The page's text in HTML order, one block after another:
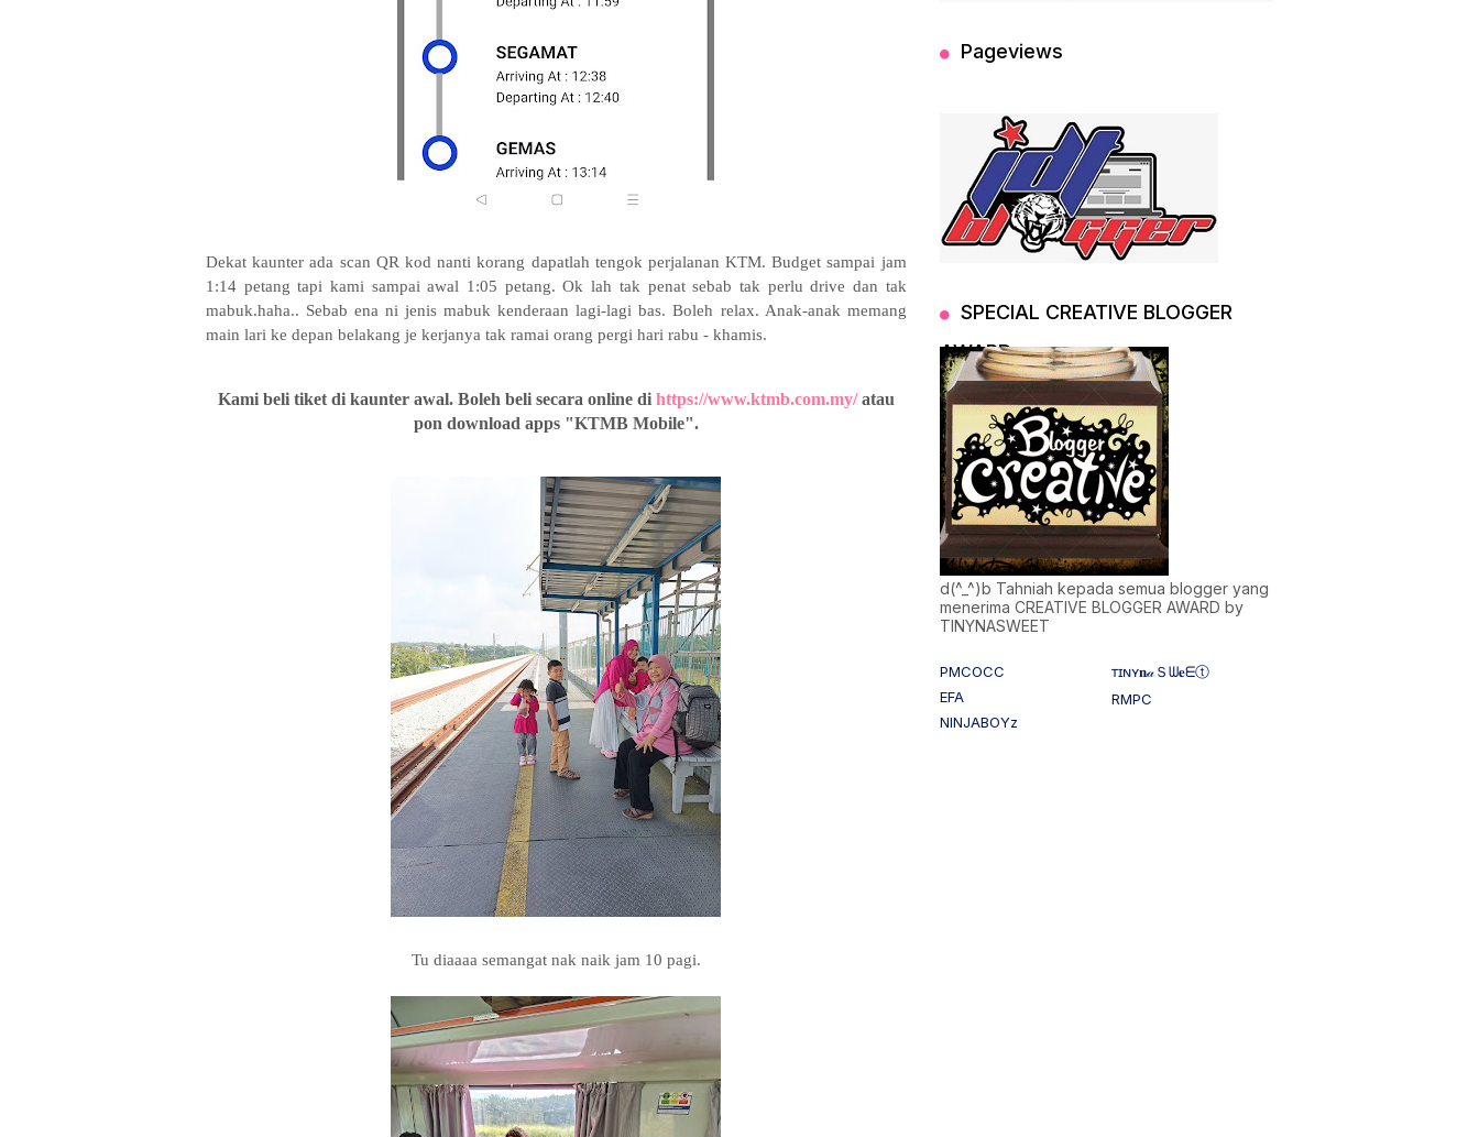
Dekat kaunter ada scan QR kod nanti korang dapatlah tengok perjalanan KTM. Budget sampai jam
1:14 petang tapi kami sampai awal 1:05 petang. Ok lah tak penat sebab tak perlu drive dan tak
mabuk.haha.. Sebab ena ni jenis mabuk kenderaan lagi-lagi bas. Boleh relax. Anak-anak memang
main lari ke depan belakang je kerjanya tak ramai orang pergi hari rabu - khamis.
Kami beli tiket di kaunter awal. Boleh beli secara online di https://www.ktmb.com.my/atau
pon download apps "KTMB Mobile".
Tu diaaaa semangat nak naik jam 10 pagi.
Pageviews
SPECIAL CREATIVE BLOGGER
AWARD
d(^_^)b Tahniah kepada semua blogger yang
menerima CREATIVE BLOGGER AWARD by
TINYNASWEET
PMCOCC
ᴛɪɴʏ𝐧𝒶Ｓᗯ𝐞ᗴⓣ
EFA
RMPC
NINJABOYz